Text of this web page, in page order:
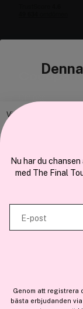
Vi använder
och annan
och analysföretag
kombinera
tillhandahållit eller
tjänster.
En del av
Nu har du
med The Final
E-post
Genom att registrera
bästa erbjudanden